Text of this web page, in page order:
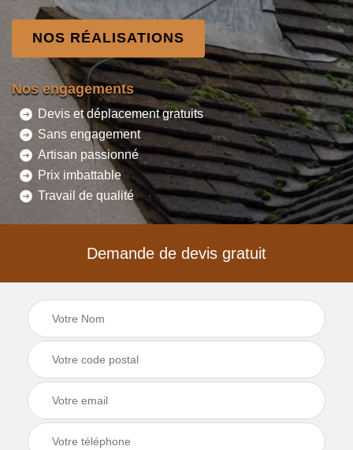
NOS RÉALISATIONS
Nos engagements
Devis et déplacement gratuits
Sans engagement
Artisan passionné
Prix imbattable
Travail de qualité
Demande de devis gratuit